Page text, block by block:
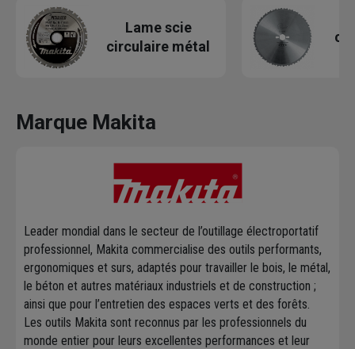
Lame scie
circulaire métal
Marque Makita
Leader mondial dans le secteur de l’outillage électroportatif
professionnel, Makita commercialise des outils performants,
ergonomiques et surs, adaptés pour travailler le bois, le métal,
le béton et autres matériaux industriels et de construction ;
ainsi que pour l’entretien des espaces verts et des forêts.
Les outils Makita sont reconnus par les professionnels du
monde entier pour leurs excellentes performances et leur